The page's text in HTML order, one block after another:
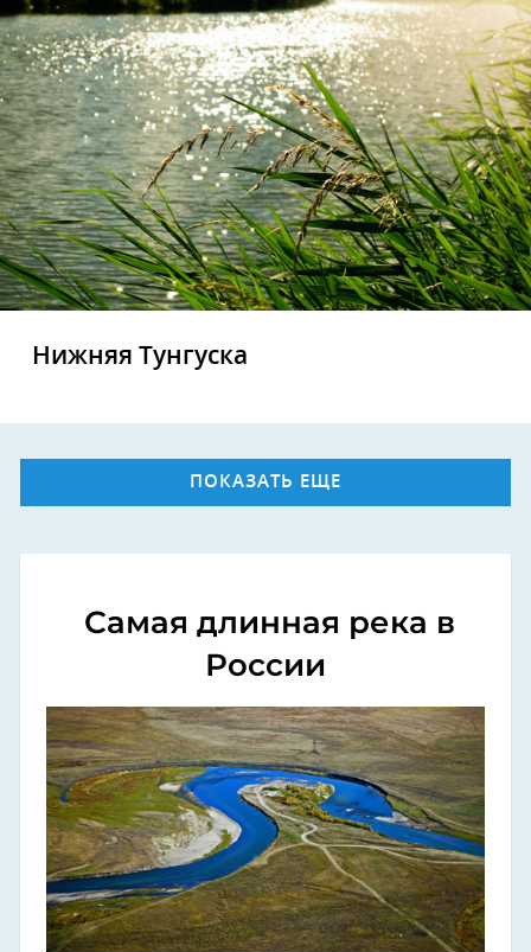
Нижняя Тунгуска
ПОКАЗАТЬ ЕЩЕ
Самая длинная река в
России